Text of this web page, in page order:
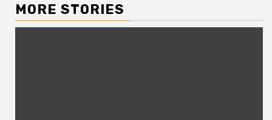
MORE STORIES